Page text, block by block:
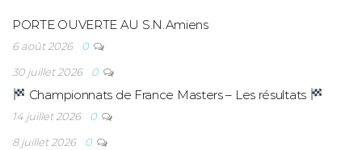
PORTE OUVERTE AU S.N.Amiens
6 août 2026
0
30 juillet 2026
0
Championnats de France Masters – Les résultats
14 juillet 2026
0
8 juillet 2026
0